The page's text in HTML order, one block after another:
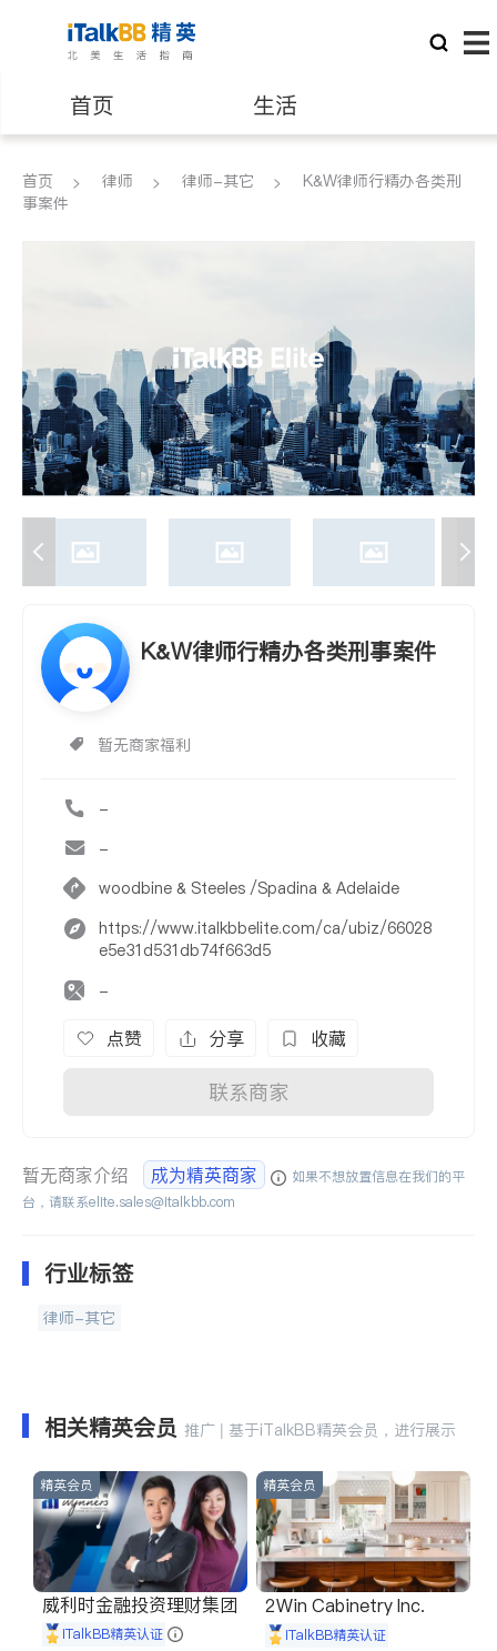
首页 生活
医生 律师
建筑装修
首页 律师 律师-其它
K&W律师行精办各类刑
事案件
K&W律师行精办各类刑事案件
暂无商家福利
-
-
woodbine & Steeles /Spadina & Adelaide
https://www.italkbbelite.com/ca/ubiz/66028
e5e31d531db74f663d5
-
点赞 分享 收藏
联系商家
暂无商家介绍 成为精英商家
如果不想放置信息在我们的平
台，请联系elite.sales@italkbb.com
行业标签
律师-其它
相关精英会员 推广 | 基于iTalkBB精英会员，进行展示
精英会员
威利时金融投资理财集团
iTalkBB精英认证
精英会员
2Win Cabinetry Inc.
iTalkBB精英认证